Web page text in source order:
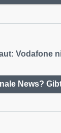
Vodafone
News?